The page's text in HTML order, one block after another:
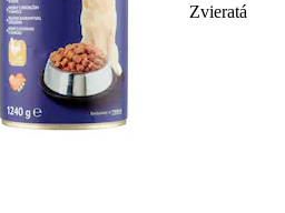
Zvieratá